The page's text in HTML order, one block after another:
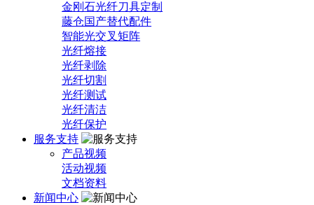
金刚石光纤刀具定制
藤仓国产替代配件
智能光交叉矩阵
光纤熔接
光纤剥除
光纤切割
光纤测试
光纤清洁
光纤保护
服务支持
产品视频
活动视频
文档资料
新闻中心